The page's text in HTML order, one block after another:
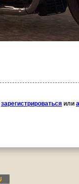
зарегистрироваться или